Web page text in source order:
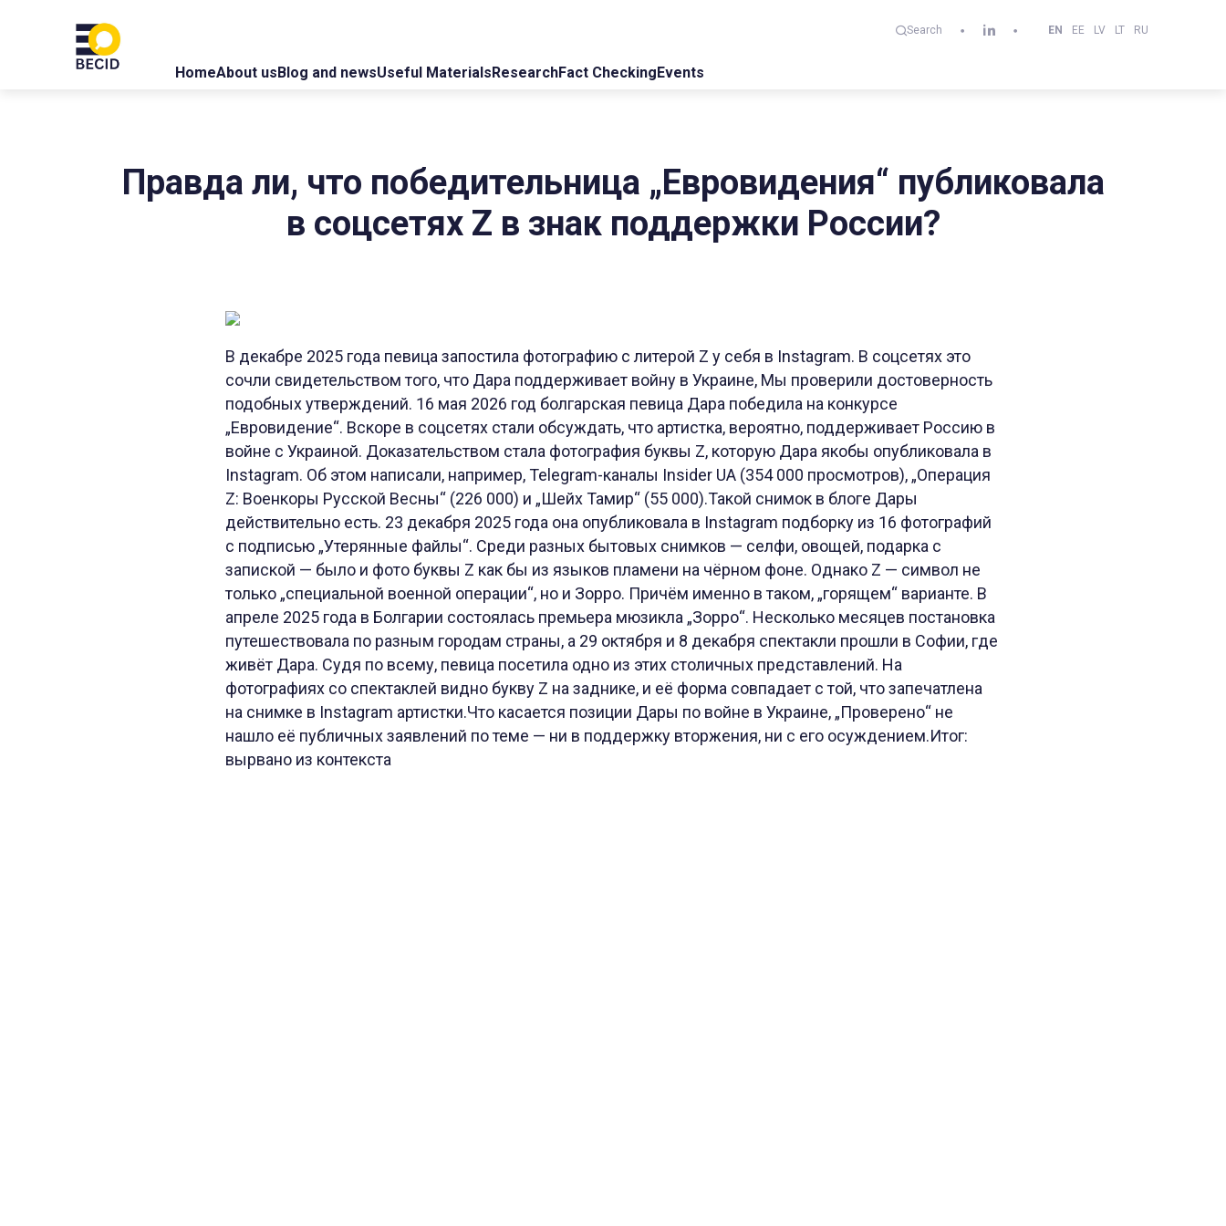
Search EN EE LV LT RU
HomeAbout usBlog and newsUseful MaterialsResearchFact CheckingEvents
Правда ли, что победительница „Евровидения“ публиковала
в соцсетях Z в знак поддержки России?
В декабре 2025 года певица запостила фотографию с литерой Z у себя в Instagram. В соцсетях это
сочли свидетельством того, что Дара поддерживает войну в Украине, Мы проверили достоверность
подобных утверждений. 16 мая 2026 год болгарская певица Дара победила на конкурсе
„Евровидение“. Вскоре в соцсетях стали обсуждать, что артистка, вероятно, поддерживает Россию в
войне с Украиной. Доказательством стала фотография буквы Z, которую Дара якобы опубликовала в
Instagram. Об этом написали, например, Telegram-каналы Insider UA (354 000 просмотров), „Операция
Z: Военкоры Русской Весны“ (226 000) и „Шейх Тамир“ (55 000).Такой снимок в блоге Дары
действительно есть. 23 декабря 2025 года она опубликовала в Instagram подборку из 16 фотографий
с подписью „Утерянные файлы“. Среди разных бытовых снимков — селфи, овощей, подарка с
запиской — было и фото буквы Z как бы из языков пламени на чёрном фоне. Однако Z — символ не
только „специальной военной операции“, но и Зорро. Причём именно в таком, „горящем“ варианте. В
апреле 2025 года в Болгарии состоялась премьера мюзикла „Зорро“. Несколько месяцев постановка
путешествовала по разным городам страны, а 29 октября и 8 декабря спектакли прошли в Софии, где
живёт Дара. Судя по всему, певица посетила одно из этих столичных представлений. На
фотографиях со спектаклей видно букву Z на заднике, и её форма совпадает с той, что запечатлена
на снимке в Instagram артистки.Что касается позиции Дары по войне в Украине, „Проверено“ не
нашло её публичных заявлений по теме — ни в поддержку вторжения, ни с его осуждением.Итог:
вырвано из контекста